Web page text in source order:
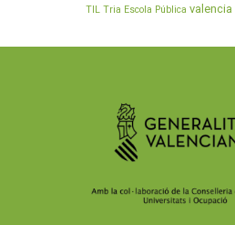
TIL Tria Escola Pública valencia